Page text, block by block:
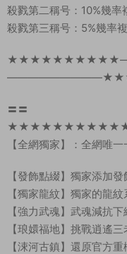
殺戮第二稱号：10%幾率
殺戮第三稱号：5%幾率
〓〓
【全網獨家】：全網唯
【發飾點綴】獨家添加
【獨家龍紋】獨家的龍
【強力武魂】武魂減抗下
【琅嬛福地】挑戰逍遙
【涑河古鎮】還原官方